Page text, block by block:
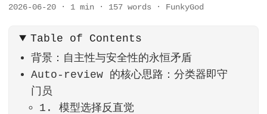
2026-06-20 · 1 min · 157 words · FunkyGod
Table of Contents
背景：自主性与安全性的永恒矛盾
Auto-review 的核心思路：分类器即守
门员
1. 模型选择反直觉